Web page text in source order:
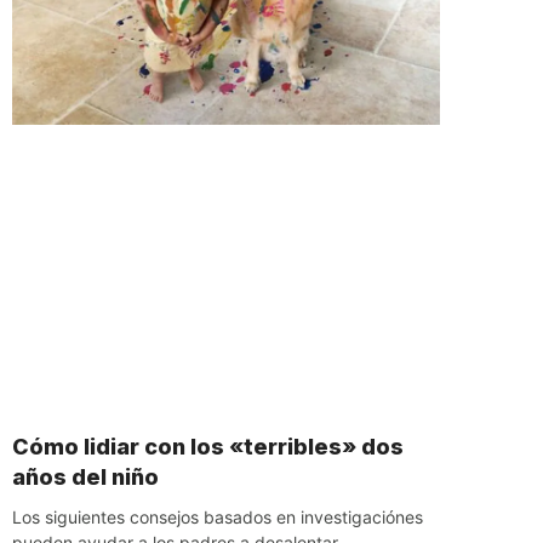
Cómo lidiar con los «terribles» dos
años del niño
Los siguientes consejos basados en investigaciónes